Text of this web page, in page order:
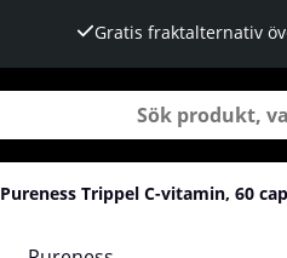
Gratis fraktalternativ
Pureness Trippel C-vitamin, 60